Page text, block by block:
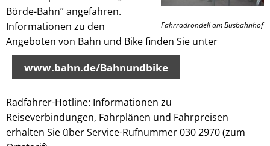
Fahrradrondell am Busbahnhof
Börde-Bahn” angefahren.
Informationen zu den
Angeboten von Bahn und Bike finden Sie unter
www.bahn.de/Bahnundbike
Radfahrer-Hotline: Informationen zu
Reiseverbindungen, Fahrplänen und Fahrpreisen
erhalten Sie über Service-Rufnummer 030 2970 (zum